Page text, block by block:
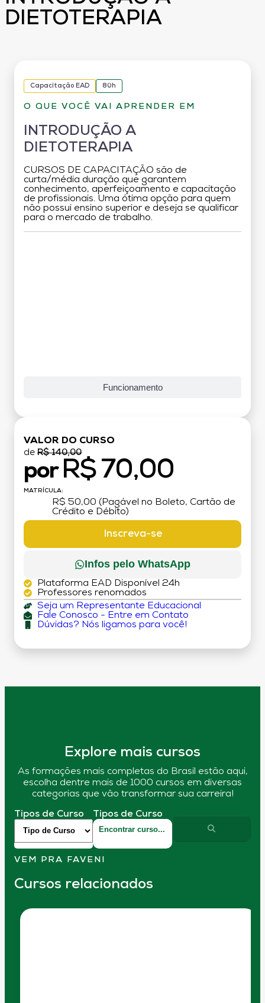
DIETOTERAPIA
Capacitação EAD 80h
O QUE VOCÊ VAI APRENDER EM
INTRODUÇÃO A
DIETOTERAPIA
CURSOS DE CAPACITAÇÃO são de
curta/média duração que garantem
conhecimento, aperfeiçoamento e capacitação
de profissionais. Uma ótima opção para quem
não possui ensino superior e deseja se qualificar
para o mercado de trabalho.
Funcionamento
VALOR DO CURSO
de R$ 140,00
por R$ 70,00
MATRÍCULA:
R$ 50,00 (Pagável no Boleto, Cartão de
Crédito e Débito)
Inscreva-se
Infos pelo WhatsApp
Plataforma EAD Disponível 24h
Professores renomados
Seja um Representante Educacional
Fale Conosco - Entre em Contato
Dúvidas? Nós ligamos para você!
Explore mais cursos
As formações mais completas do Brasil estão aqui,
escolha dentre mais de 1000 cursos em diversas
categorias que vão transformar sua carreira!
Tipos de Curso Tipos de Curso
VEM PRA FAVENI
Cursos relacionados